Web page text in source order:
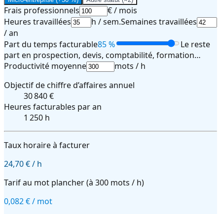
Frais professionnels
€ / mois
Heures travaillées
h / sem.Semaines travaillées
/ an
Part du temps facturable85%
Le reste
part en prospection, devis, comptabilité, formation…
Productivité moyenne
mots / h
Objectif de chiffre d’affaires annuel
30 840€
Heures facturables par an
1 250 h
Taux horaire à facturer
24,70 € / h
Tarif au mot plancher (à 300 mots / h)
0,082 € / mot